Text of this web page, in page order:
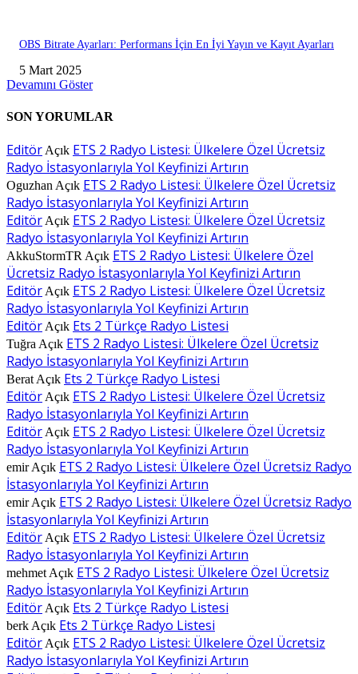
OBS Bitrate Ayarları: Performans İçin En İyi Yayın ve Kayıt Ayarları
5 Mart 2025
Devamını Göster
SON YORUMLAR
Editör Açık ETS 2 Radyo Listesi: Ülkelere Özel Ücretsiz
Radyo İstasyonlarıyla Yol Keyfinizi Artırın
Oguzhan Açık ETS 2 Radyo Listesi: Ülkelere Özel Ücretsiz
Radyo İstasyonlarıyla Yol Keyfinizi Artırın
Editör Açık ETS 2 Radyo Listesi: Ülkelere Özel Ücretsiz
Radyo İstasyonlarıyla Yol Keyfinizi Artırın
AkkuStormTR Açık ETS 2 Radyo Listesi: Ülkelere Özel
Ücretsiz Radyo İstasyonlarıyla Yol Keyfinizi Artırın
Editör Açık ETS 2 Radyo Listesi: Ülkelere Özel Ücretsiz
Radyo İstasyonlarıyla Yol Keyfinizi Artırın
Editör Açık Ets 2 Türkçe Radyo Listesi
Tuğra Açık ETS 2 Radyo Listesi: Ülkelere Özel Ücretsiz
Radyo İstasyonlarıyla Yol Keyfinizi Artırın
Berat Açık Ets 2 Türkçe Radyo Listesi
Editör Açık ETS 2 Radyo Listesi: Ülkelere Özel Ücretsiz
Radyo İstasyonlarıyla Yol Keyfinizi Artırın
Editör Açık ETS 2 Radyo Listesi: Ülkelere Özel Ücretsiz
Radyo İstasyonlarıyla Yol Keyfinizi Artırın
emirAçık ETS 2 Radyo Listesi: Ülkelere Özel Ücretsiz Radyo
İstasyonlarıyla Yol Keyfinizi Artırın
emirAçık ETS 2 Radyo Listesi: Ülkelere Özel Ücretsiz Radyo
İstasyonlarıyla Yol Keyfinizi Artırın
Editör Açık ETS 2 Radyo Listesi: Ülkelere Özel Ücretsiz
Radyo İstasyonlarıyla Yol Keyfinizi Artırın
mehmet Açık ETS 2 Radyo Listesi: Ülkelere Özel Ücretsiz
Radyo İstasyonlarıyla Yol Keyfinizi Artırın
Editör Açık Ets 2 Türkçe Radyo Listesi
berk Açık Ets 2 Türkçe Radyo Listesi
Editör Açık ETS 2 Radyo Listesi: Ülkelere Özel Ücretsiz
Radyo İstasyonlarıyla Yol Keyfinizi Artırın